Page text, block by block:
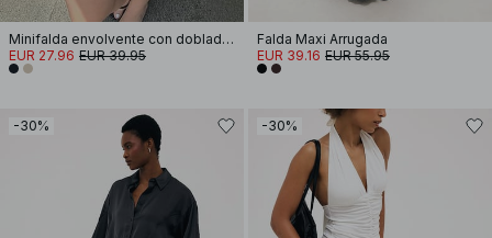
Minifalda envolvente con dobladillo
EUR 27.96 EUR 39.95
Falda Maxi Arrugada
EUR 39.16 EUR 55.95
-30% -30%